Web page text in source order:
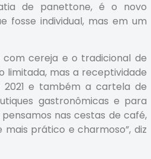
de panettone, é o novo
fosse individual, mas em um
cereja e o tradicional de
limitada, mas a receptividade
e também a cartela de
gastronômicas e para
nas cestas de café,
prático e charmoso”, diz